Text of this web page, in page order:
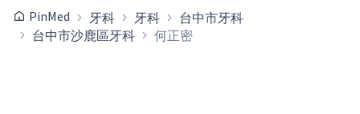
PinMed
牙科 牙科
台中市牙科
台中市沙鹿區牙科
何正密